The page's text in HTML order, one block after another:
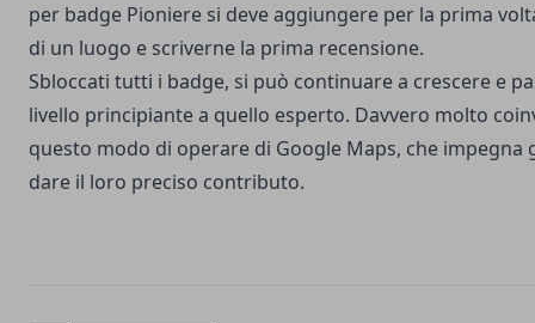
per badge Pioniere si deve aggiungere per la prima
di un luogo e scriverne la prima recensione.
Sbloccati tutti i badge, si può continuare a crescere e
livello principiante a quello esperto. Davvero molto
questo modo di operare di Google Maps, che impegna
dare il loro preciso contributo.